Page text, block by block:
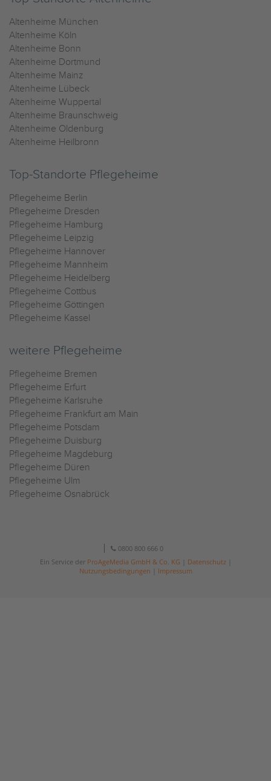
Altenheime München
Altenheime Köln
Altenheime Bonn
Altenheime Dortmund
Altenheime Mainz
Altenheime Lübeck
Altenheime Wuppertal
Altenheime Braunschweig
Altenheime Oldenburg
Altenheime Heilbronn
Top-Standorte Pflegeheime
Pflegeheime Berlin
Pflegeheime Dresden
Pflegeheime Hamburg
Pflegeheime Leipzig
Pflegeheime Hannover
Pflegeheime Mannheim
Pflegeheime Heidelberg
Pflegeheime Cottbus
Pflegeheime Göttingen
Pflegeheime Kassel
weitere Pflegeheime
Pflegeheime Bremen
Pflegeheime Erfurt
Pflegeheime Karlsruhe
Pflegeheime Frankfurt am Main
Pflegeheime Potsdam
Pflegeheime Duisburg
Pflegeheime Magdeburg
Pflegeheime Düren
Pflegeheime Ulm
Pflegeheime Osnabrück
0800 800 666 0
Ein Service der ProAgeMedia GmbH & Co. KG Datenschutz|
Nutzungsbedingungen
Impressum